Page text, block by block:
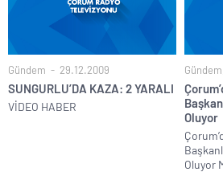
Gündem 29.12.2009
SUNGURLU’DA KAZA: 2 YARALI
VİDEO HABER
Gündem
Oluyor
Oluyor